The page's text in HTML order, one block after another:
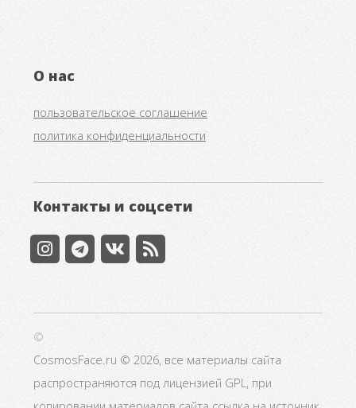
О нас
пользовательское соглашение
политика конфиденциальности
Контакты и соцсети
©
CosmosFace.ru © 2026, все материалы сайта
распространяются под лицензией GPL, при